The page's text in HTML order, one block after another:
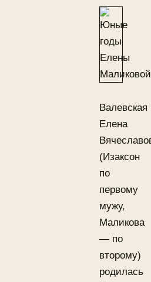
Валевская
Елена
(Изаксон
по
первому
мужу,
Маликова
— по
второму)
родилась